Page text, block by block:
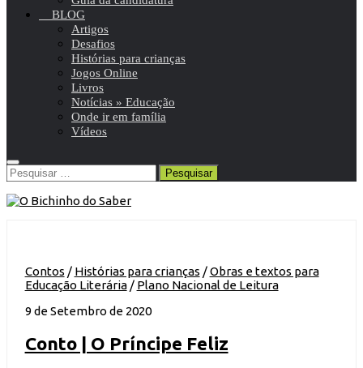
BLOG
Artigos
Desafios
Histórias para crianças
Jogos Online
Livros
Notícias » Educação
Onde ir em família
Vídeos
Pesquisar
por:
Contos / Histórias para crianças /Obras e textos para
Educação Literária/ Plano Nacional de Leitura
9 de Setembro de 2020
Conto | O Príncipe Feliz